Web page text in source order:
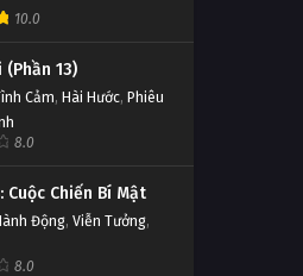
10.0
(Phần 13)
Cảm, Hài Hước, Phiêu
8.0
Cuộc Chiến Bí Mật
Động, Viễn Tưởng,
8.0